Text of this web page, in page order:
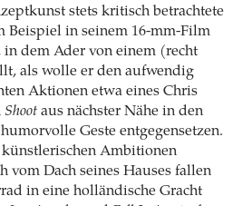
stets kritisch betrachtete
Beispiel in seinem 16-mm-Film
in dem Ader von einem (recht
als wolle er den aufwendig
Aktionen etwa eines Chris
Shoot aus nächster Nähe in den
Geste entgegensetzen.
Ambitionen
vom Dach seines Hauses fallen
in eine holländische Gracht